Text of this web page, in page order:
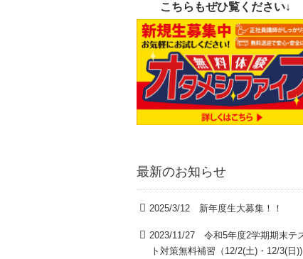
こちらもぜひ覧ください↓
最新のお知らせ
2025/3/12 新年度生大募集！！
2023/11/27 令和5年度2学期期末テ
ト対策無料補習（12/2(土)・12/3(日))